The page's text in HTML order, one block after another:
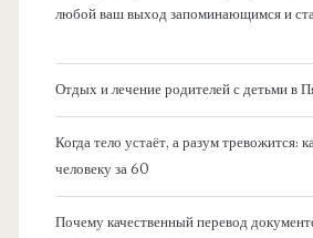
любой ваш выход запоминающимся и
Отдых и лечение родителей с детьми в
Когда тело устаёт, а разум тревожится:
человеку за 60
Почему качественный перевод